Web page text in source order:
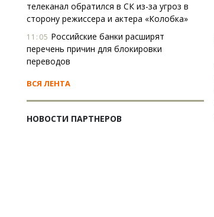
телеканал обратился в СК из-за угроз в
сторону режиссера и актера «Колобка»
11:05 Российские банки расширят
перечень причин для блокировки
переводов
ВСЯ ЛЕНТА
НОВОСТИ ПАРТНЕРОВ